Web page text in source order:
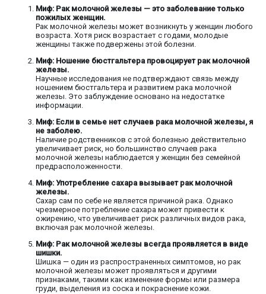
Миф: Рак молочной железы — это заболевание только
пожилых женщин.
Рак молочной железы может возникнуть у женщин любого
возраста. Хотя риск возрастает с годами, молодые
женщины также подвержены этой болезни.
Миф: Ношение бюстгальтера провоцирует рак молочной
железы.
Научные исследования не подтверждают связь между
ношением бюстгальтера и развитием рака молочной
железы. Это заблуждение основано на недостатке
информации.
Миф: Если в семье нет случаев рака молочной железы, я
не заболею.
Наличие родственников с этой болезнью действительно
увеличивает риск, но большинство случаев рака
молочной железы наблюдается у женщин без семейной
предрасположенности.
Миф: Употребление сахара вызывает рак молочной
железы.
Сахар сам по себе не является причиной рака. Однако
чрезмерное потребление сахара может привести к
ожирению, что увеличивает риск различных видов рака,
включая рак молочной железы.
Миф: Рак молочной железы всегда проявляется в виде
шишки.
Шишка — один из распространенных симптомов, но рак
молочной железы может проявляться и другими
признаками, такими как изменение формы или размера
груди, выделения из соска и покраснение кожи.